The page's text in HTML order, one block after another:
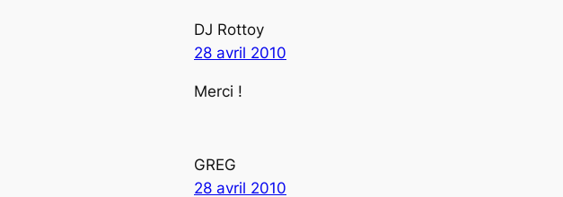
DJ Rottoy
28 avril 2010
Merci !
GREG
28 avril 2010